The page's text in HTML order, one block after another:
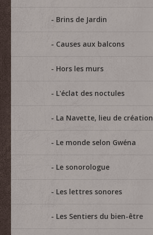
Brins de Jardin
Causes aux balcons
Hors les murs
L'éclat des noctules
La Navette, lieu de création
Le monde selon Gwéna
Le sonorologue
Les lettres sonores
Les Sentiers du bien-être